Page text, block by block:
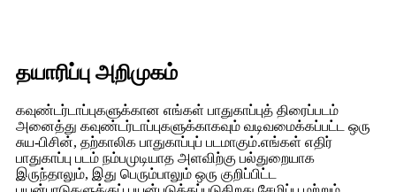
தயாரிப்பு அறிமுகம்
கவுண்டர்டாப்புகளுக்கான எங்கள் பாதுகாப்புத் திரைப்படம்
அனைத்து கவுண்டர்டாப்புகளுக்காகவும் வடிவமைக்கப்பட்ட ஒரு
சுய-பிசின், தற்காலிக பாதுகாப்புப் படமாகும்.எங்கள் எதிர்
பாதுகாப்பு படம் நம்பமுடியாத அளவிற்கு பல்துறையாக
இருந்தாலும், இது பெரும்பாலும் ஒரு குறிப்பிட்ட